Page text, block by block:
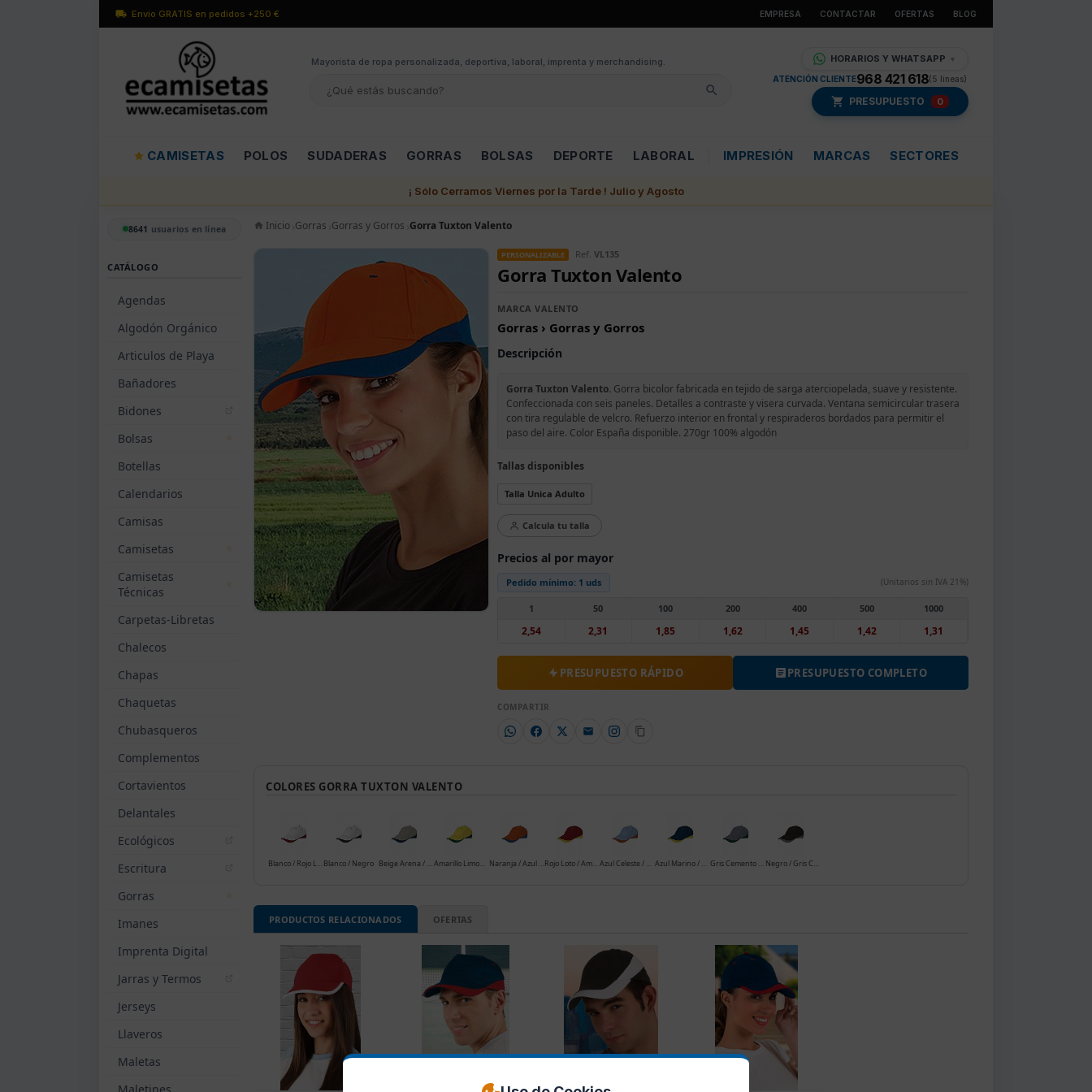
Envío GRATIS en pedidos +250 € EMPRESA CONTACTAR OFERTAS BLOG
Mayorísta de ropa personalizada, deportiva, laboral, imprenta y merchandising. HORARIOS Y WHATSAPP ▼
ATENCIÓN CLIENTE968 421 618(5 líneas)
PRESUPUESTO 0
CAMISETAS POLOS SUDADERAS GORRAS BOLSAS DEPORTE LABORAL IMPRESIÓN MARCAS SECTORES
¡ Sólo Cerramos Viernes por la Tarde ! Julio y Agosto
8641 usuarios en línea
CATÁLOGO
Agendas
Algodón Orgánico
Articulos de Playa
Bañadores
Bidones
Bolsas
Botellas
Calendarios
Camisas
Camisetas
Camisetas
Técnicas
Carpetas-Libretas
Chalecos
Chapas
Chaquetas
Chubasqueros
Complementos
Cortavientos
Delantales
Ecológicos
Escritura
Gorras
Imanes
Imprenta Digital
Jarras y Termos
Jerseys
Llaveros
Maletas
Maletines
Inicio Gorras Gorras y Gorros Gorra Tuxton Valento
PERSONALIZABLE Ref. VL135
Gorra Tuxton Valento
MARCA VALENTO
Gorras › Gorras y Gorros
Descripción
Gorra Tuxton Valento. Gorra bicolor fabricada en tejido de sarga aterciopelada, suave y resistente.
Confeccionada con seis paneles. Detalles a contraste y visera curvada. Ventana semicircular trasera
con tira regulable de velcro. Refuerzo interior en frontal y respiraderos bordados para permitir el
paso del aire. Color España disponible. 270gr 100% algodón
Tallas disponibles
Talla Unica Adulto
Calcula tu talla
Precios al por mayor
Pedido mínimo: 1 uds (Unitarios sin IVA 21%)
1
2,54
50
2,31
100
1,85
200
1,62
400
1,45
500
1,42
1000
1,31
PRESUPUESTO RÁPIDO PRESUPUESTO COMPLETO
COMPARTIR
COLORES GORRA TUXTON VALENTO
Blanco / Negro
PRODUCTOS RELACIONADOS OFERTAS